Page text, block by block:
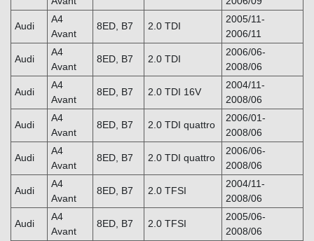
Audi
A4
Avant
8ED, B7 2.0 TDI
2005/11-
2006/11
Audi
A4
Avant
8ED, B7 2.0 TDI
2006/06-
2008/06
Audi
A4
Avant
8ED, B7 2.0 TDI 16V
2004/11-
2008/06
Audi
A4
Avant
8ED, B7 2.0 TDI quattro
2006/01-
2008/06
Audi
A4
Avant
8ED, B7 2.0 TDI quattro
2006/06-
2008/06
Audi
A4
Avant
8ED, B7 2.0 TFSI
2004/11-
2008/06
Audi
A4
Avant
8ED, B7 2.0 TFSI
2005/06-
2008/06